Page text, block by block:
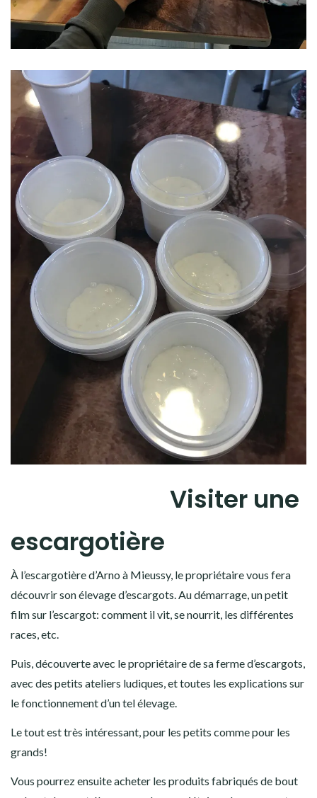
Visiter une
escargotière
À l’escargotière d’Arno à Mieussy, le propriétaire vous fera
découvrir son élevage d’escargots. Au démarrage, un petit
film sur l’escargot: comment il vit, se nourrit, les différentes
races, etc.
Puis, découverte avec le propriétaire de sa ferme d’escargots,
avec des petits ateliers ludiques, et toutes les explications sur
le fonctionnement d’un tel élevage.
Le tout est très intéressant, pour les petits comme pour les
grands!
Vous pourrez ensuite acheter les produits fabriqués de bout